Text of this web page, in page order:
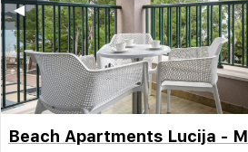
◀︎
Beach Apartments Lucija -